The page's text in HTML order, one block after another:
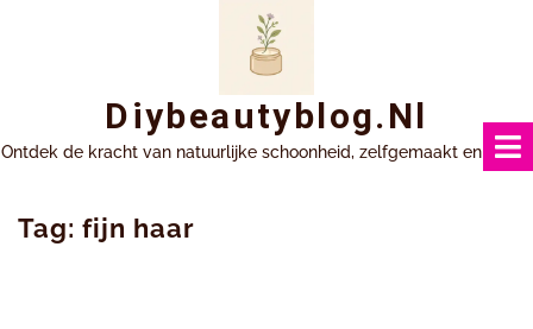
Diybeautyblog.nl
Ontdek de kracht van natuurlijke schoonheid, zelfgemaakt en uniek.
Tag: fijn haar